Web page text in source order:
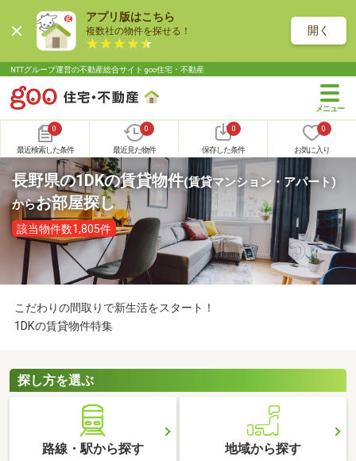
アプリ版はこちら
複数社の物件を探せる！ 開く
NTTグループ運営の不動産総合サイト goo住宅・不動産
0
最近検索した条件
0
最近見た物件
0
保存した条件
0
お気に入り
長野県の1DKの賃貸物件(賃貸マンション・アパート)
からお部屋探し
該当物件数1,805件
こだわりの間取りで新生活をスタート！
1DKの賃貸物件特集
探し方を選ぶ
路線・駅から探す 地域から探す